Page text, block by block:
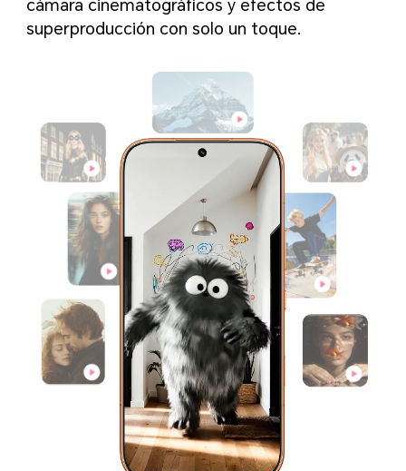
cámara cinematográficos y efectos de
superproducción con solo un toque.